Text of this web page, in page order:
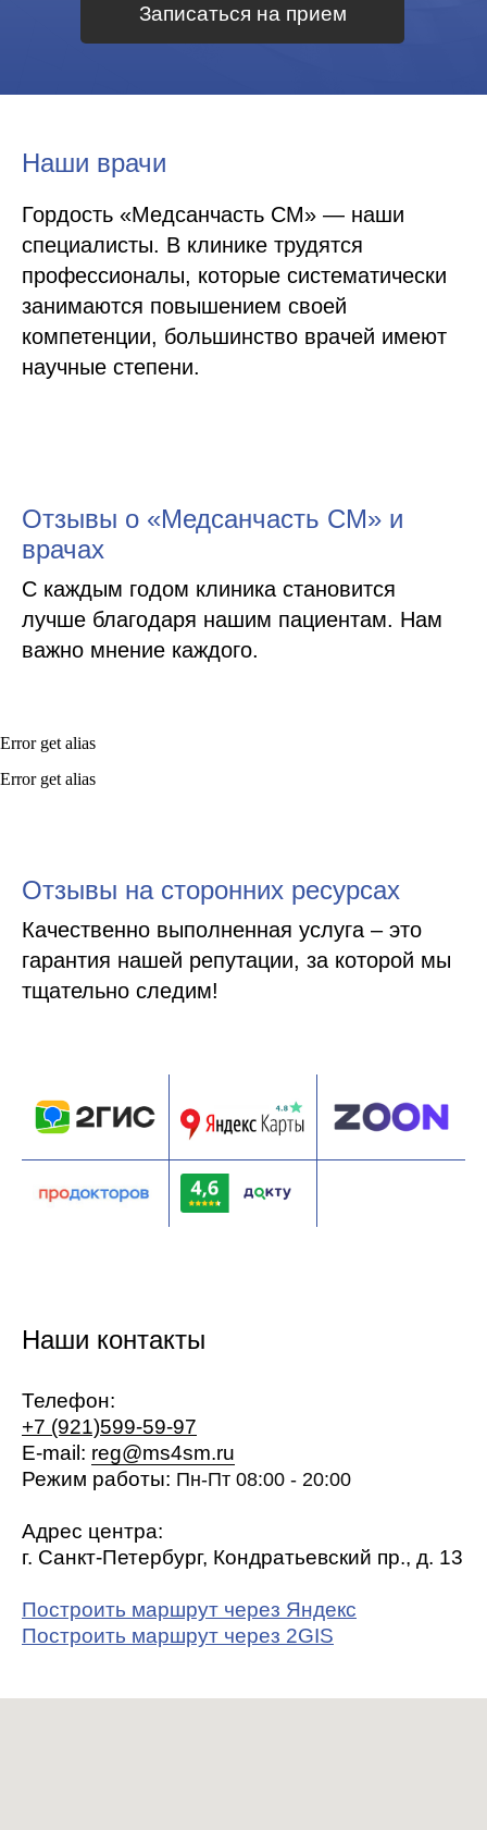
Записаться на прием
Наши врачи
Гордость «Медсанчасть СМ» — наши
специалисты. В клинике трудятся
профессионалы, которые систематически
занимаются повышением своей
компетенции, большинство врачей имеют
научные степени.
Отзывы о «Медсанчасть СМ» и
врачах
С каждым годом клиника становится
лучше благодаря нашим пациентам. Нам
важно мнение каждого.
Error get alias
Error get alias
Отзывы на сторонних ресурсах
Качественно выполненная услуга – это
гарантия нашей репутации, за которой мы
тщательно следим!
Наши контакты
Телефон:
+7 (921)599-59-97
E-mail: reg@ms4sm.ru
Режим работы: Пн-Пт 08:00 - 20:00
Адрес центра:
г. Санкт-Петербург, Кондратьевский пр., д. 13
Построить маршрут через Яндекс
Построить маршрут через 2GIS